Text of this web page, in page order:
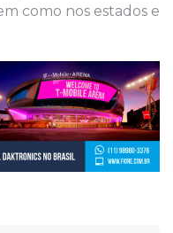
como nos estados e